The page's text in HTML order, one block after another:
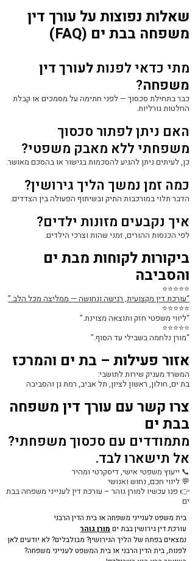
שאלות נפוצות על עורך דין
משפחה בבת ים (FAQ)
מתי כדאי לפנותלעורך דין
משפחה?
כבר בתחילת סכסוך — לפני חתימה על מסמכים או קבלת
החלטות גורליות.
האם ניתן לפתור סכסוך
משפחתי ללא מאבק משפטי?
כן, לעיתים ניתן להגיע להסכמות בגישור או בהסכם מאושר.
כמה זמן נמשך הליך גירושין?
הדבר תלוי במורכבות התיק ובשיתוף הפעולה בין הצדדים.
איך נקבעים מזונות ילדים?
לפי הכנסות ההורים, זמני שהות וצרכי הילדים.
ביקורות לקוחות מבת ים
והסביבה
⭐⭐⭐⭐⭐
“עורכת דין מקצועית, רגישה ונחושה — ממליצה מכל הלב.”
⭐⭐⭐⭐⭐
“ליווי משפטי חזק ותוצאה מצוינת.”
⭐⭐⭐⭐⭐
“מורן נלחמה בשבילי עד הסוף.”
אזור פעילות – בת ים והמרכז
המשרד מעניק שירות לתושבי:
בת ים, חולון, ראשון לציון, תל אביב, רמת גן והסביבה
צרו קשר עם עורך דין משפחה
בבת ים
מתמודדים עם סכסוך משפחתי?
אל תישארו לבד.
📞 ייעוץ משפטי אישי, דיסקרטי ומהיר
💬 ליווי חכם, נחוש ואנושי
👉 פנו עכשיו למורן גוהר – עורכת דין לענייני משפחה בבת
ים
בית משפט לענייני משפחה או בית הדין הרבני
עורכת דין גירושין בבת ים מורן גוהר
נמצאים בפתח של הליך הגירושין? מבולבלים? לא יודעים לאן
לפנות, בית הדין הרבני או בית המשפט לענייני משפחה?